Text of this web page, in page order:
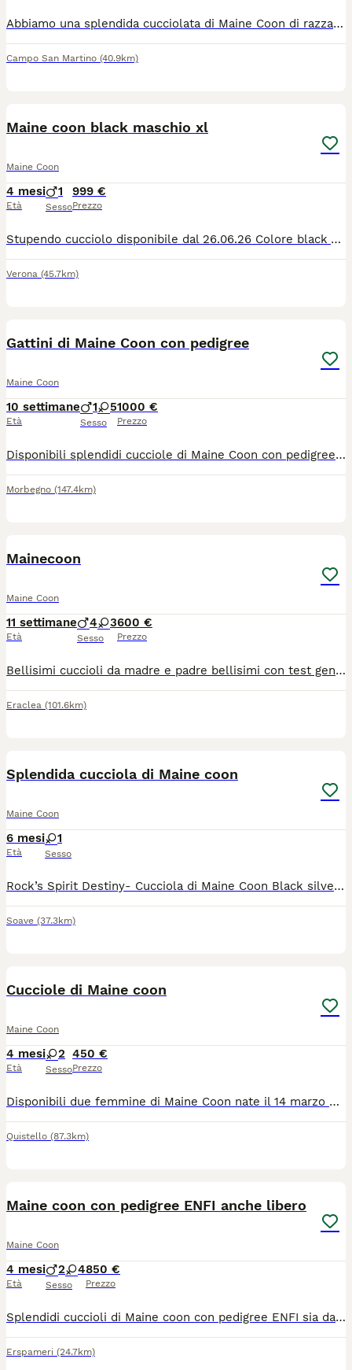
Abbiamo una splendida cucciolata di Maine Coon di razza, nati il 29 aprile 2026, pronti a trovare una famiglia amorevole per sempre. 3 femmine e 1 maschio disponibili -Elsa 💛 Star 💜 Fern 🩷 Toto 💚 Questi gattini stanno già mostrando il meraviglioso carattere tipico della razza Maine Coon: giocherelloni, affettuosi e dolci. Colorazioni disponibili: 😻 Blue Silver Tabby – mantello grigio argento dalle tonalità fredde con delicate marcature tabby più scure e sottopelo chiaro 😻 Blue Tabby – mantello grigio-blu con striature più scure e zone inferiori più chiare Ogni gattino presenta un disegno unico, splendide marcature sul muso e un folto mantello che crescerà nel classico aspetto del Maine Coon. Mamma – Misty 💖 Misty è la nostra splendida gatta di famiglia. È una bellissima Maine Coon Blue Tortie, con un mantello grigio fumé arricchito da delicate sfumature crema. Ha meravigliosi occhi dorati e un pelo folto e lussuoso. Possiede un carattere tranquillo e affettuoso ed è una mamma attenta e premurosa. Papà – Troy 💚 Troy è uno splendido Maine Coon Blue Silver Shaded, con un mantello folto e soffice e una corporatura forte e tipica della razza. Ha un carattere dolce, tranquillo e molto affettuoso. - Cresciuti in ambiente domestico insieme ad altri animali di famiglia - Ben socializzati e abituati al contatto quotidiano - Verranno affidati con microchip, trattamento antiparassitario, completamente svezzati e abituati alla lettiera 😻 Possibilità di vedere i gattini insieme alla mamma. Pronti per raggiungere la nuova famiglia dal 1° luglio 2026 I Maine Coon sono conosciuti per la loro grande taglia, intelligenza e personalità simile a quella dei cani, caratteristiche che li rendono compagni ideali per tutta la famiglia. Contattaci per maggiori informazioni, foto o per riservare il tuo gattino.
Campo San Martino (40.9km)
Maine coon black maschio xl
Maine Coon
4 mesi
Età
1
Sesso
999 €
Prezzo
Stupendo cucciolo disponibile dal 26.06.26 Colore black Vaccinato e sverminato Genitori visibili Pedigree Afef
Verona (45.7km)
Gattini di Maine Coon con pedigree
Maine Coon
10 settimane
Età
1 5
Sesso
1000 €
Prezzo
Disponibili splendidi cucciole di Maine Coon con pedigree nati presso il nostro allevamento amatoriale "piccola volpe" in AFeF I piccoli hanno attualmente 2 settimane di età, pertanto il colore definitivo è ancora in fase di sviluppo (black o blue). I cuccioli saranno ceduti al compimento dei 3 mesi di età, nel pieno rispetto della loro crescita e socializzazione. Quando i piccoli raggiungono le vostre famiglie saranno: o microchippati o sverminati o con doppia vaccinazione o accompagnati da documentazione sanitaria Entrambi i genitori sono regolarmente testati per le principali patologie genetiche della razza e vengono sottoposti periodicamente a ecocardiografia cardiaca di controllo. I cuccioli crescono in ambiente familiare con amore, attenzioni e cure quotidiane. Si richiede un contatto esclusivamente da persone realmente interessate e consapevoli dell'impegno che comporta l'accoglienza di un amico a 4 zampe. Saranno valutate con attenzione la futura famiglia che si occuperà di queste piccole pesti I piccoli saranno pronti per il 23/08/2026 ma per necessità possiamo tenere i vostri piccoli anche fino alla fine delle vostre vacanze Nelle foto ci sono anche i genitori dei piccoli La mamma é quella blue e il papà è quello black in foto Sono due bei gattoni Sono visibili tutti e due Per ulteriori informazioni, foto e aggiornamenti sulla crescita dei piccoli, contattatemi in privato.
Morbegno (147.4km)
Mainecoon
Maine Coon
11 settimane
Età
4 3
Sesso
600 €
Prezzo
Bellisimi cuccioli da madre e padre bellisimi con test genetici.piccoli sarano abituati a lettiera,tiragrafi….piu info volentieri per whats.
Eraclea (101.6km)
Splendida cucciola di Maine coon
Maine Coon
6 mesi
Età
1
Sesso
Rock’s Spirit Destiny- Cucciola di Maine Coon Black silver tabby, dolce e coccolona. Nata il 29.01.2026, disponibile da subito. 💙 Father: ICH Tempio Felino Lupin 🩷 Mother: CH Beauty of Shaded Sakura Test genetici negativi. Sarà consegnata con sverminazione, ciclo completo di due vaccinazioni, pedigree Wcf e contratto di cessione da compagnia (obbligo di sterilizzazione). Allevamento amatoriale a Soave (VR)
Soave (37.3km)
Cucciole di Maine coon
Maine Coon
4 mesi
Età
2
Sesso
450 €
Prezzo
Disponibili due femmine di Maine Coon nate il 14 marzo Sverminate , abituate alla lettiera Genitori visibili , hanno due anni
Quistello (87.3km)
Maine coon con pedigree ENFI anche libero
Maine Coon
4 mesi
Età
2 4
Sesso
850 €
Prezzo
Splendidi cuccioli di Maine coon con pedigree ENFI sia da compagnia sia da riproduzione! Già completi di due sverminazioni primo vaccino microchip e visita veterinaria! Genitori testati e certificati Possibilità di consegna direttamente a casa vostra! Per qualsiasi informazione Maria Rosa 3204280348
Erspameri (24.7km)